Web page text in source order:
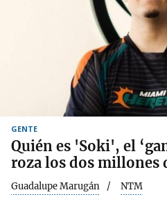
GENTE
Quién es 'Soki', el
roza los dos millones
Guadalupe Marugán NTM